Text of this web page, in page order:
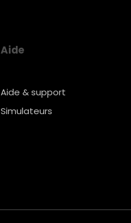
Aide
Aide & support
Simulateurs